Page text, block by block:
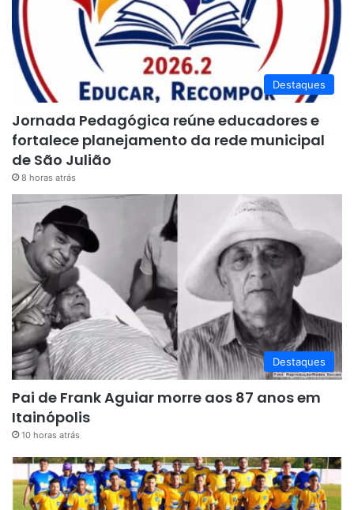
Destaques
Jornada Pedagógica reúne educadores e
fortalece planejamento da rede municipal
de São Julião
8 horas atrás
Destaques
Pai de Frank Aguiar morre aos 87 anos em
Itainópolis
10 horas atrás